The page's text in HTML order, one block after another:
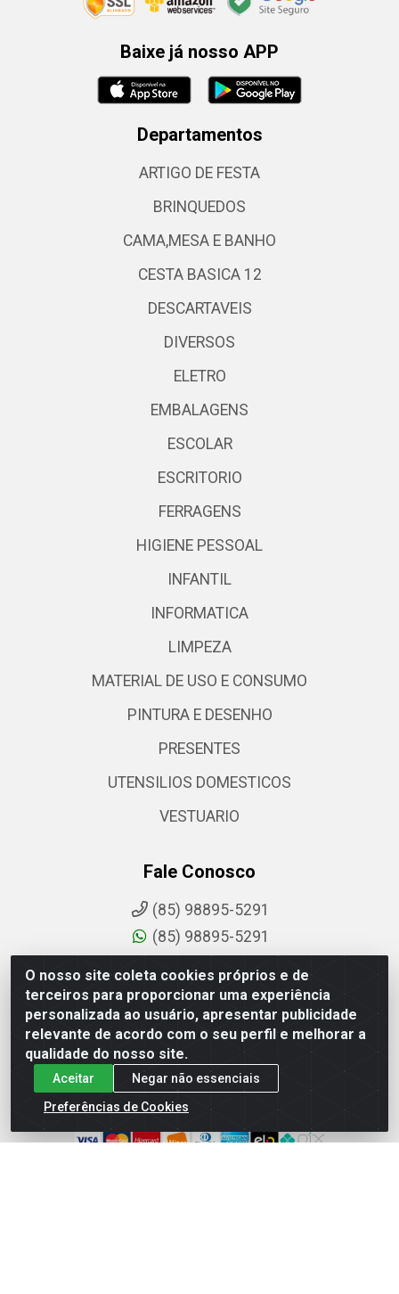
O nosso site coleta cookies próprios e de
terceiros para proporcionar uma experiência
personalizada ao usuário, apresentar publicidade
relevante de acordo com o seu perfil e melhorar a
qualidade do nosso site.
Aceitar
Negar não essenciais
Preferências de Cookies
Baixe já nosso APP
Departamentos
ARTIGO DE FESTA
BRINQUEDOS
CAMA,MESA E BANHO
CESTA BASICA 12
DESCARTAVEIS
DIVERSOS
ELETRO
EMBALAGENS
ESCOLAR
ESCRITORIO
FERRAGENS
HIGIENE PESSOAL
INFANTIL
INFORMATICA
LIMPEZA
MATERIAL DE USO E CONSUMO
PINTURA E DESENHO
PRESENTES
UTENSILIOS DOMESTICOS
VESTUARIO
Fale Conosco
(85) 98895-5291
(85) 98895-5291
Fale Conosco
Instagram
Facebook
Formas de Pagamento